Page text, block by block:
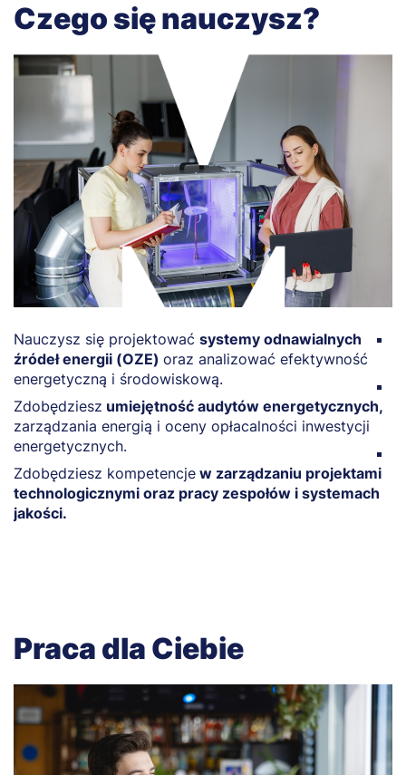
Czego się nauczysz?
Nauczysz się projektować systemy odnawialnych
źródeł energii (OZE) oraz analizować efektywność
energetyczną i środowiskową.
Zdobędziesz umiejętność audytów energetycznych,
zarządzania energią i oceny opłacalności inwestycji
energetycznych.
Zdobędziesz kompetencje w zarządzaniu projektami
technologicznymi oraz pracy zespołów i systemach
jakości.
Praca dla Ciebie